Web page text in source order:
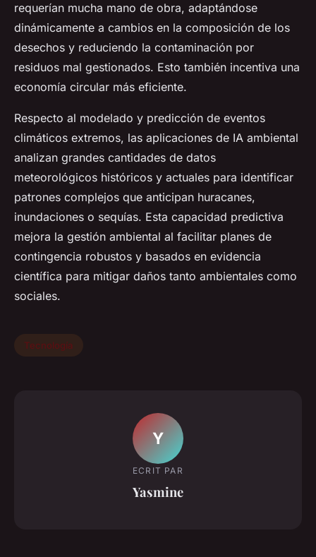
requerían mucha mano de obra, adaptándose
dinámicamente a cambios en la composición de los
desechos y reduciendo la contaminación por
residuos mal gestionados. Esto también incentiva una
economía circular más eficiente.
Respecto al modelado y predicción de eventos
climáticos extremos, las aplicaciones de IA ambiental
analizan grandes cantidades de datos
meteorológicos históricos y actuales para identificar
patrones complejos que anticipan huracanes,
inundaciones o sequías. Esta capacidad predictiva
mejora la gestión ambiental al facilitar planes de
contingencia robustos y basados en evidencia
científica para mitigar daños tanto ambientales como
sociales.
Tecnología
Y
ECRIT PAR
Yasmine